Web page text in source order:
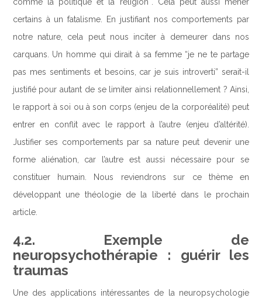
certains à un fatalisme. En justifiant nos comportements par
notre nature, cela peut nous inciter à demeurer dans nos
carquans. Un homme qui dirait à sa femme “je ne te partage
pas mes sentiments et besoins, car je suis introverti” serait-il
justifié pour autant de se limiter ainsi relationnellement ? Ainsi,
le rapport à soi ou à son corps (enjeu de la corporéalité) peut
entrer en conflit avec le rapport à l’autre (enjeu d’altérité).
Justifier ses comportements par sa nature peut devenir une
forme aliénation, car l’autre est aussi nécessaire pour se
constituer humain. Nous reviendrons sur ce thème en
développant une théologie de la liberté dans le prochain
article.
4.2. Exemple de
neuropsychothérapie : guérir les
traumas
Une des applications intéressantes de la neuropsychologie